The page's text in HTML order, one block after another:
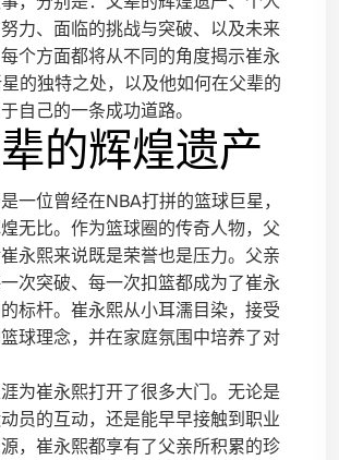
力、面临的挑战与突破、以及未来
个方面都将从不同的角度揭示崔永
的独特之处，以及他如何在父辈的
自己的一条成功道路。
的辉煌遗产
一位曾经在NBA打拼的篮球巨星，
无比。作为篮球圈的传奇人物，父
永熙来说既是荣誉也是压力。父亲
次突破、每一次扣篮都成为了崔永
标杆。崔永熙从小耳濡目染，接受
球理念，并在家庭氛围中培养了对
为崔永熙打开了很多大门。无论是
员的互动，还是能早早接触到职业
，崔永熙都享有了父亲所积累的珍